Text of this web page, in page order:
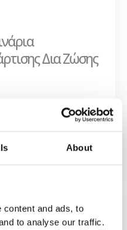
About
content and ads, to
to analyse our traffic.
Δια Ζώσης